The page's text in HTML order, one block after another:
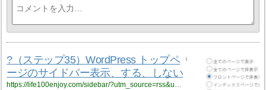
?（ステップ35）WordPress トップペ
ージのサイドバー表示、する、しない
https://life100enjoy.com/sidebar/?utm_source=rss&utm_medium=rss&utm_campaign=sidebar